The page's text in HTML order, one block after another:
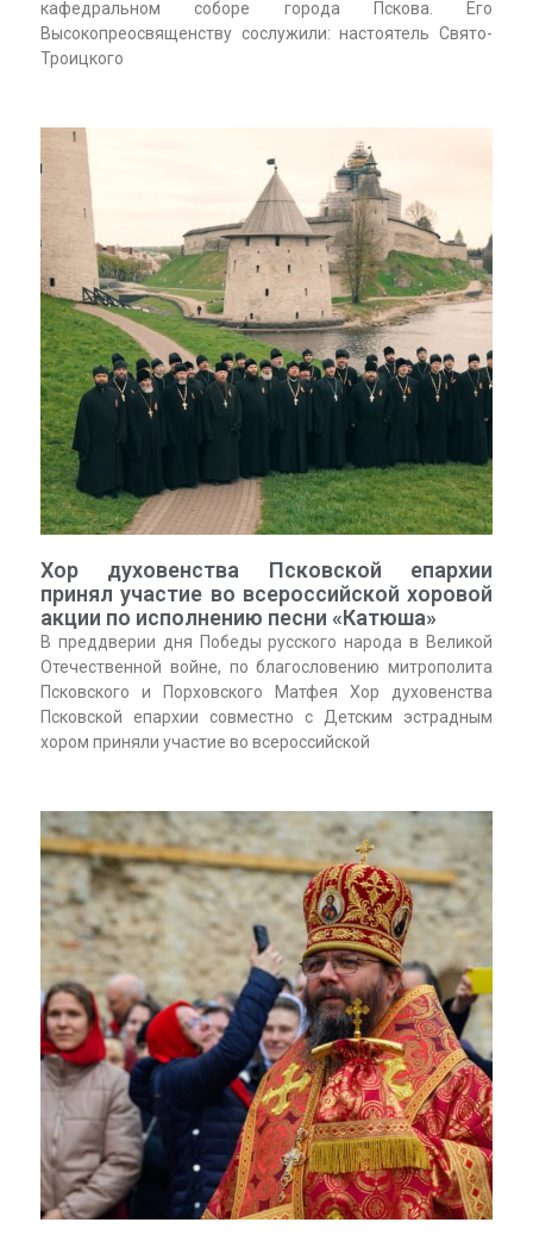
кафедральном соборе города Пскова. Его
Высокопреосвященству сослужили: настоятель Свято-
Троицкого
Хор духовенства Псковской епархии
принял участие во всероссийской хоровой
акции по исполнению песни «Катюша»
В преддверии дня Победы русского народа в Великой
Отечественной войне, по благословению митрополита
Псковского и Порховского Матфея Хор духовенства
Псковской епархии совместно с Детским эстрадным
хором приняли участие во всероссийской